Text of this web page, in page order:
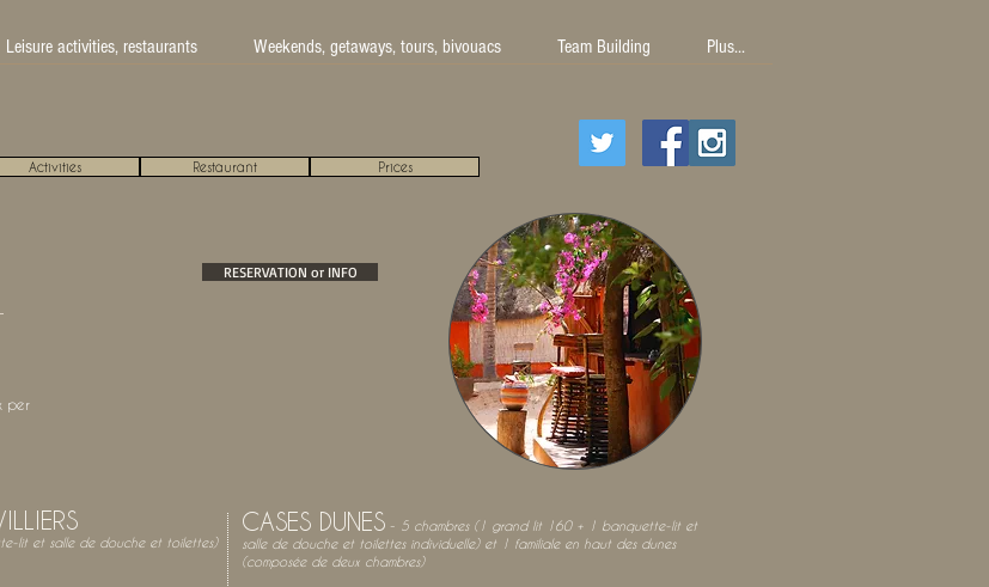
Leisure activities, restaurants Weekends, getaways, tours, bivouacs Team Building Plus...
Activities Restaurant Prices
per
RESERVATION or INFO
lit et salle de douche et toilettes)
CASES DUNES - 5 chambres (1 grand lit 160 + 1 banquette-lit et
salle de douche et toilettes individuelle) et 1 familiale en haut des dunes
(composée de deux chambres)